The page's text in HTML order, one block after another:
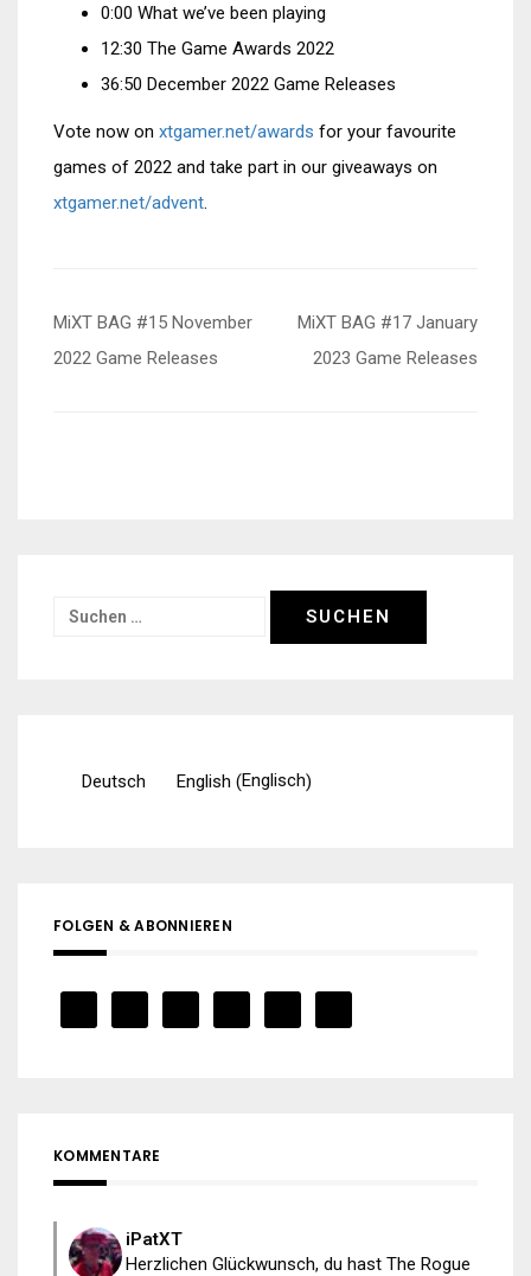
0:00 What we’ve been playing
12:30 The Game Awards 2022
36:50 December 2022 Game Releases
Vote now on xtgamer.net/awards for your favourite
games of 2022 and take part in our giveaways on
xtgamer.net/advent.
Beitragsnavigation
MiXT BAG #15 November
2022 Game Releases
MiXT BAG #17 January
2023 Game Releases
Suchen
Deutsch English (Englisch)
FOLGEN & ABONNIEREN
KOMMENTARE
iPatXT
Herzlichen Glückwunsch, du hast The Rogue